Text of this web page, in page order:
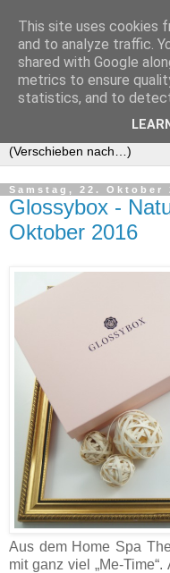
Samstag, 22. Oktober
Glossybox -
Oktober 2016
Aus dem Home Spa
mit ganz viel „Me-
This site uses cookies
and to analyze traffic.
shared with Google
metrics to ensure
statistics, and to